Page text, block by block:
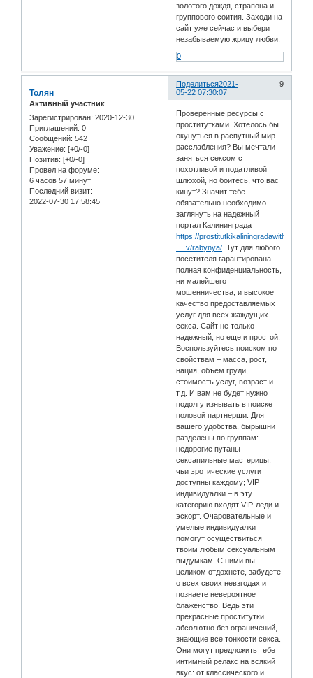
золотого дождя, страпона и
группового соития. Заходи на
сайт уже сейчас и выбери
незабываемую жрицу любви.
0
Поделиться 9
2021-
05-22 07:30:07
Толян
Активный участник
Зарегистрирован: 2020-12-30
Приглашений: 0
Сообщений: 542
Уважение: [+0/-0]
Позитив: [+0/-0]
Провел на форуме:
6 часов 57 минут
Последний визит:
2022-07-30 17:58:45
Проверенные ресурсы с
проститутками. Хотелось бы
окунуться в распутный мир
расслабления? Вы мечтали
заняться сексом с
похотливой и податливой
шлюхой, но боитесь, что вас
кинут? Значит тебе
обязательно необходимо
заглянуть на надежный
портал Калининграда
https://prostitutkikaliningradawithin.i
… v/rabynya/ . Тут для любого
посетителя гарантирована
полная конфиденциальность,
ни малейшего
мошенничества, и высокое
качество предоставляемых
услуг для всех жаждущих
секса. Сайт не только
надежный, но еще и простой.
Воспользуйтесь поиском по
свойствам – масса, рост,
нация, объем груди,
стоимость услуг, возраст и
т.д. И вам не будет нужно
подолгу изнывать в поиске
половой партнерши. Для
вашего удобства, бырышни
разделены по группам:
недорогие путаны –
сексапильные мастерицы,
чьи эротические услуги
доступны каждому; VIP
индивидуалки – в эту
категорию входят VIP-леди и
эскорт. Очаровательные и
умелые индивидуалки
помогут осуществиться
твоим любым сексуальным
выдумкам. С ними вы
целиком отдохнете, забудете
о всех своих невзгодах и
познаете невероятное
блаженство. Ведь эти
прекрасные проститутки
абсолютно без ограничений,
знающие все тонкости секса.
Они могут предложить тебе
интимный релакс на всякий
вкус: от классического и